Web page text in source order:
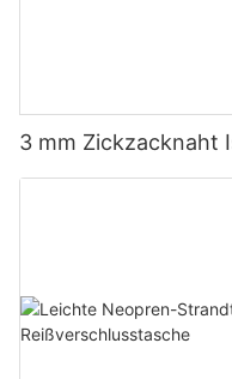
3 mm Zickzacknaht